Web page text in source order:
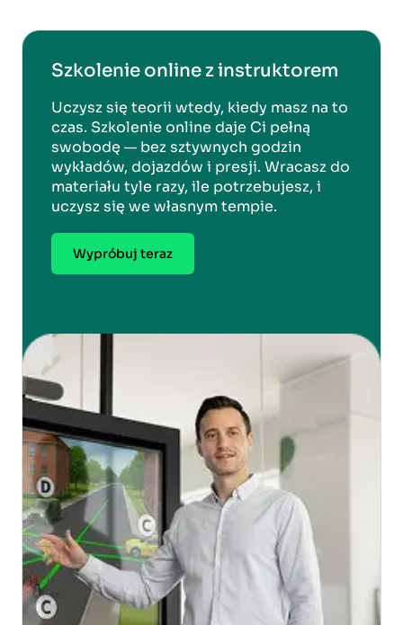
Szkolenie online z instruktorem
Uczysz się teorii wtedy, kiedy masz na to
czas. Szkolenie online daje Ci pełną
swobodę — bez sztywnych godzin
wykładów, dojazdów i presji. Wracasz do
materiału tyle razy, ile potrzebujesz, i
uczysz się we własnym tempie.
Wypróbuj teraz